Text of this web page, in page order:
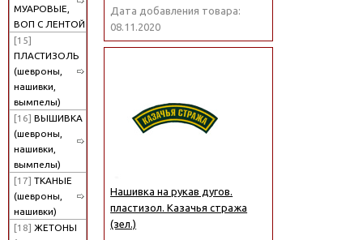
МУАРОВЫЕ,
ВОП С ЛЕНТОЙ
[15]
ПЛАСТИЗОЛЬ
(шевроны,
нашивки,
вымпелы)
[16] ВЫШИВКА
(шевроны,
нашивки,
вымпелы)
[17] ТКАНЫЕ
(шевроны,
нашивки)
[18] ЖЕТОНЫ
Дата добавления товара:
08.11.2020
Нашивка на рукав дугов.
пластизол. Казачья стража
(зел.)